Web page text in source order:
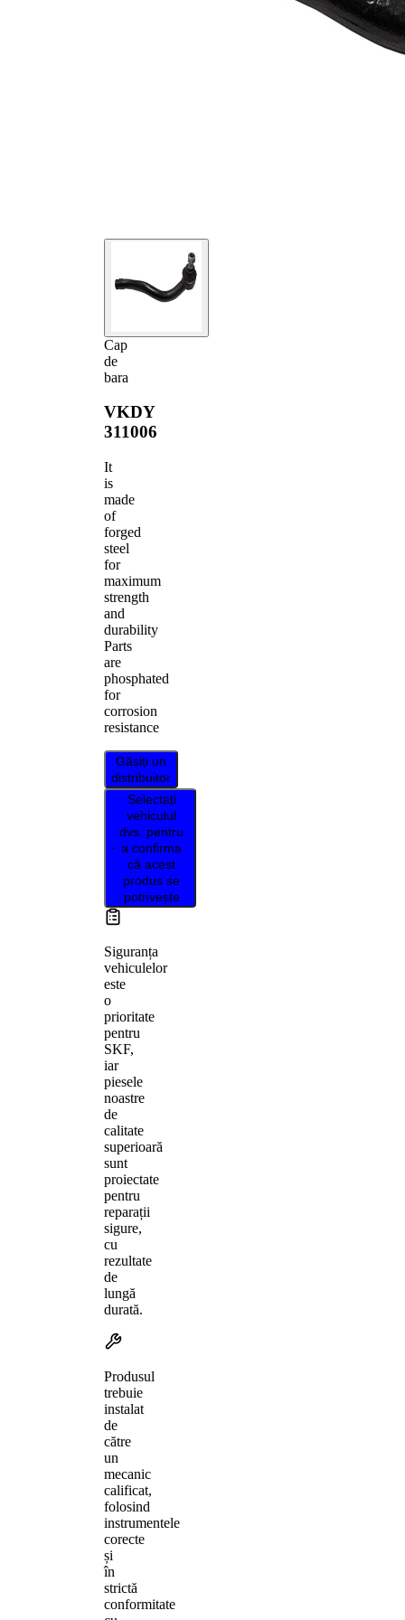
Cap
de
bara
VKDY
311006
It
is
made
of
forged
steel
for
maximum
strength
and
durability
Parts
are
phosphated
for
corrosion
resistance
Găsiți un
distribuitor
Selectați
vehiculul
dvs. pentru
a confirma
că acest
produs se
potrivește
Siguranța
vehiculelor
este
o
prioritate
pentru
SKF,
iar
piesele
noastre
de
calitate
superioară
sunt
proiectate
pentru
reparații
sigure,
cu
rezultate
de
lungă
durată.
Produsul
trebuie
instalat
de
către
un
mecanic
calificat,
folosind
instrumentele
corecte
și
în
strictă
conformitate